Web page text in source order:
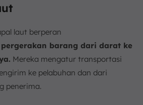
laut berperan
barang dari darat ke
Mereka mengatur transportasi
ke pelabuhan dan dari
penerima.